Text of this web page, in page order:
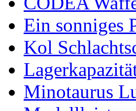
Ein sonniges
Kol
Minotaurus